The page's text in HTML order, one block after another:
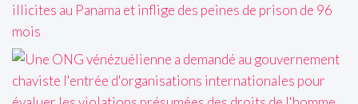
illicites au Panama et inflige des peines de prison de 96
mois